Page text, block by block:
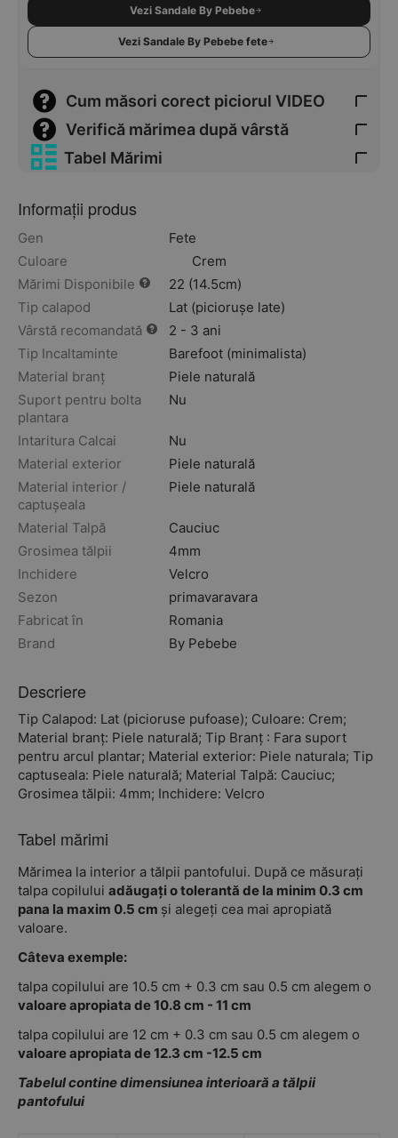
Vezi Sandale By Pebebe
Vezi Sandale By Pebebe fete
Cum măsori corect piciorul VIDEO
Verifică mărimea după vârstă
Tabel Mărimi
Informații produs
Gen
Fete
Culoare
Crem
Mărimi Disponibile
22 (14.5cm)
Tip calapod
Lat (piciorușe late)
Vârstă recomandată
2 - 3 ani
Tip Incaltaminte
Barefoot (minimalista)
Material branț
Piele naturală
Suport pentru bolta
plantara
Nu
Intaritura Calcai
Nu
Material exterior
Piele naturală
Material interior /
captușeala
Piele naturală
Material Talpă
Cauciuc
Grosimea tălpii
4mm
Inchidere
Velcro
Sezon
primavaravara
Fabricat în
Romania
Brand
By Pebebe
Descriere
Tip Calapod: Lat (picioruse pufoase); Culoare: Crem;
Material branț: Piele naturală; Tip Branț : Fara suport
pentru arcul plantar; Material exterior: Piele naturala; Tip
captuseala: Piele naturală; Material Talpă: Cauciuc;
Grosimea tălpii: 4mm; Inchidere: Velcro
Tabel mărimi
Mărimea la interior a tălpii pantofului. După ce măsurați
talpa copilului adăugați o tolerantă de la minim 0.3 cm
pana la maxim 0.5 cm și alegeți cea mai apropiată
valoare.
Câteva exemple:
talpa copilului are 10.5 cm + 0.3 cm sau 0.5 cm alegem o
valoare apropiata de 10.8 cm - 11 cm
talpa copilului are 12 cm + 0.3 cm sau 0.5 cm alegem o
valoare apropiata de 12.3 cm -12.5 cm
Tabelul contine dimensiunea interioară a tălpii
pantofului